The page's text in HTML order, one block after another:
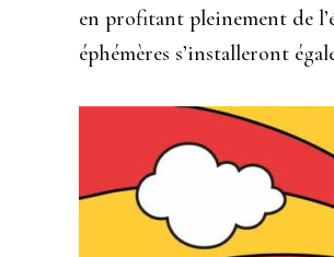
en profitant pleinement de
éphémères s’installeront